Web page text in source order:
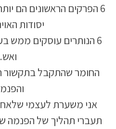
6 הפרקים הראשונים הם
יסודות
6 הנותרים עוסקים ממש
ואש.
החומר שהתקבל בתקשור
אני משערת לעצמי
תעברי תהליך של הפנמה